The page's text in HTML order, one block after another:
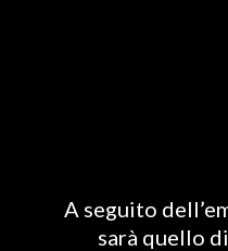
A seguito
sarà quello